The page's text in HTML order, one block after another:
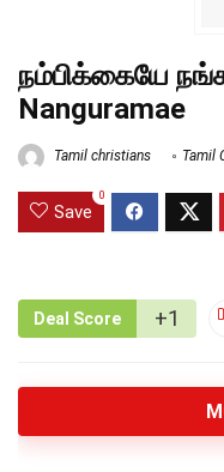
நம்பிக்கையே
Nanguramae
Tamil christians Tamil
Save
0
Deal Score +1